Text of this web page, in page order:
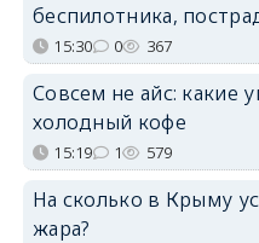
беспилотника,
15:30 0 367
Совсем не айс: какие
холодный кофе
15:19 1 579
На сколько в Крыму
жара?